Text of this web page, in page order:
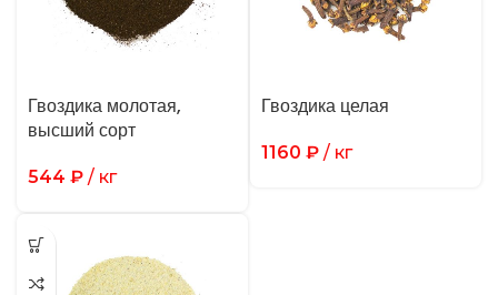
Гвоздика молотая,
высший сорт
544 ₽ / кг
Гвоздика целая
1160 ₽ / кг